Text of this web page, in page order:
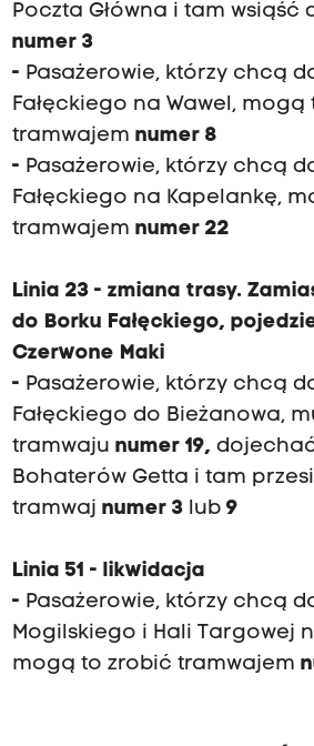
Poczta Główna i tam wsiąść
numer 3
- Pasażerowie, którzy chcą
Fałęckiego na Wawel, mogą
tramwajem numer 8
- Pasażerowie, którzy chcą
Fałęckiego na Kapelankę,
tramwajem numer 22
Linia 23 - zmiana trasy.
do Borku Fałęckiego,
Czerwone Maki
- Pasażerowie, którzy chcą
Fałęckiego do Bieżanowa,
tramwaju numer 19,
Bohaterów Getta i tam
tramwaj numer 3lub 9
Linia 51 - likwidacja
- Pasażerowie, którzy chcą
Mogilskiego i Hali Targowej
mogą to zrobić tramwajem